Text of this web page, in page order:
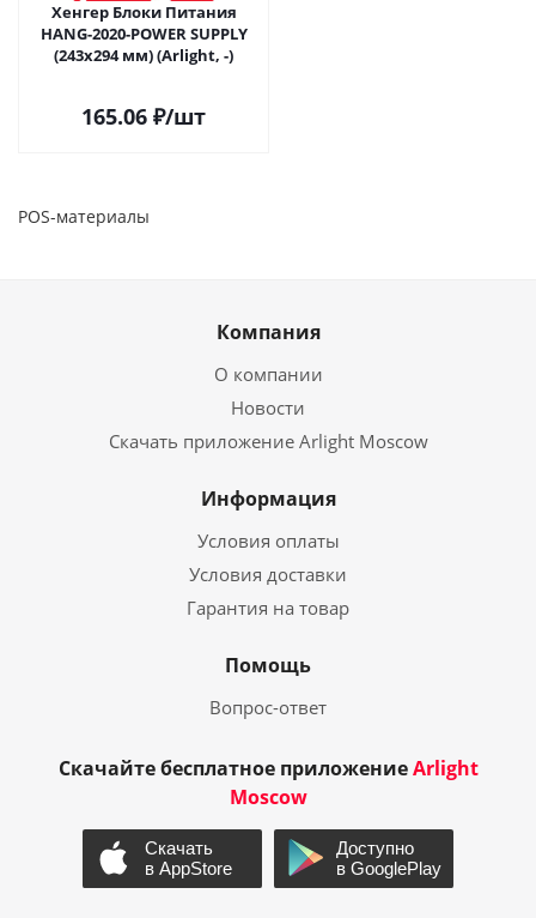
Хенгер Блоки Питания
HANG-2020-POWER SUPPLY
(243x294 мм) (Arlight, -)
165.06 ₽/шт
POS-материалы
Компания
О компании
Новости
Скачать приложение Arlight Moscow
Информация
Условия оплаты
Условия доставки
Гарантия на товар
Помощь
Вопрос-ответ
Скачайте бесплатное приложениеArlight
Moscow